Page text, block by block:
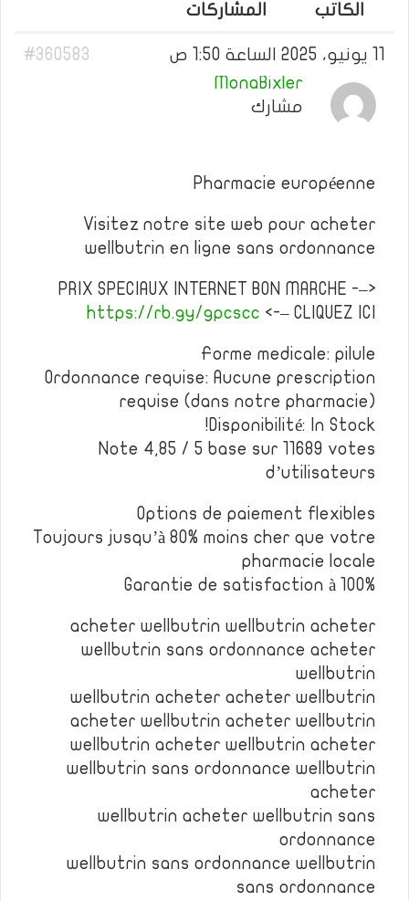
الكاتب المشاركات
#360583
MonaBixler
مشارك
Pharmacie européenne
Visitez notre site web pour acheter
wellbutrin en ligne sans ordonnance
PRIX SPECIAUX INTERNET BON MARCHE -–>
https://rb.gy/gpcscc <-– CLIQUEZ ICI
Forme medicale: pilule
Ordonnance requise: Aucune prescription
requise (dans notre pharmacie)
Disponibilité: In Stock!
Note 4,85 / 5 base sur 11689 votes
d’utilisateurs
Options de paiement flexibles
Toujours jusqu’à 80% moins cher que votre
pharmacie locale
Garantie de satisfaction à 100%
acheter wellbutrin wellbutrin acheter
wellbutrin sans ordonnance acheter
wellbutrin
wellbutrin acheter acheter wellbutrin
acheter wellbutrin acheter wellbutrin
wellbutrin acheter wellbutrin acheter
wellbutrin sans ordonnance wellbutrin
acheter
wellbutrin acheter wellbutrin sans
ordonnance
wellbutrin sans ordonnance wellbutrin
sans ordonnance